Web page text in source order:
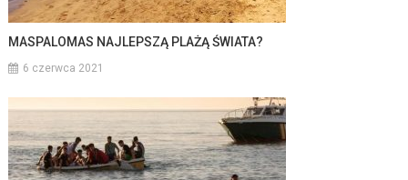
MASPALOMAS NAJLEPSZĄ PLAŻĄ ŚWIATA?
6 czerwca 2021